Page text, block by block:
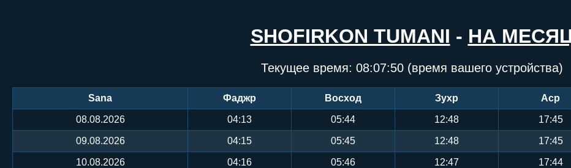
SHOFIRKON TUMANI - НА
Текущее время: 08:07:50(время вашего устройства)
Sana Фаджр Восход Зухр Аср
08.08.2026 04:13 05:44 12:48 17:45
09.08.2026 04:15 05:45 12:48 17:45
10.08.2026 04:16 05:46 12:47 17:44